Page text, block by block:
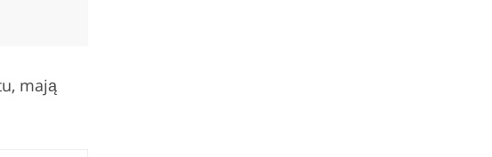
mają